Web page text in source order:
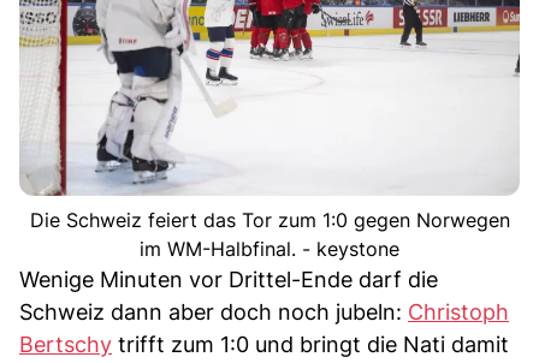
Die Schweiz feiert das Tor zum 1:0 gegen Norwegen
im WM-Halbfinal. - keystone
Wenige Minuten vor Drittel-Ende darf die
Schweiz dann aber doch noch jubeln: Christoph
Bertschy trifft zum 1:0 und bringt die Nati damit